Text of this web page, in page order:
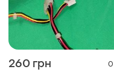
260 грн 0